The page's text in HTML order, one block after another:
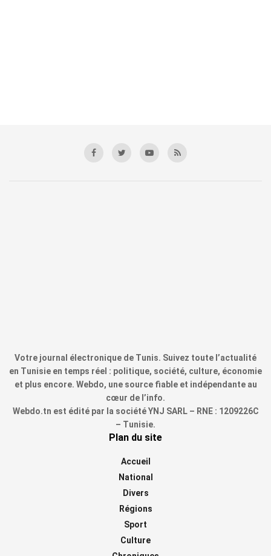
Votre journal électronique de Tunis. Suivez toute l’actualité
en Tunisie en temps réel : politique, société, culture, économie
et plus encore. Webdo, une source fiable et indépendante au
cœur de l’info.
Webdo.tn est édité par la société YNJ SARL – RNE : 1209226C
– Tunisie.
Plan du site
Accueil
National
Divers
Régions
Sport
Culture